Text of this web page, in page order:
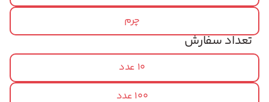
چرم
تعداد سفارش
10 عدد
100 عدد